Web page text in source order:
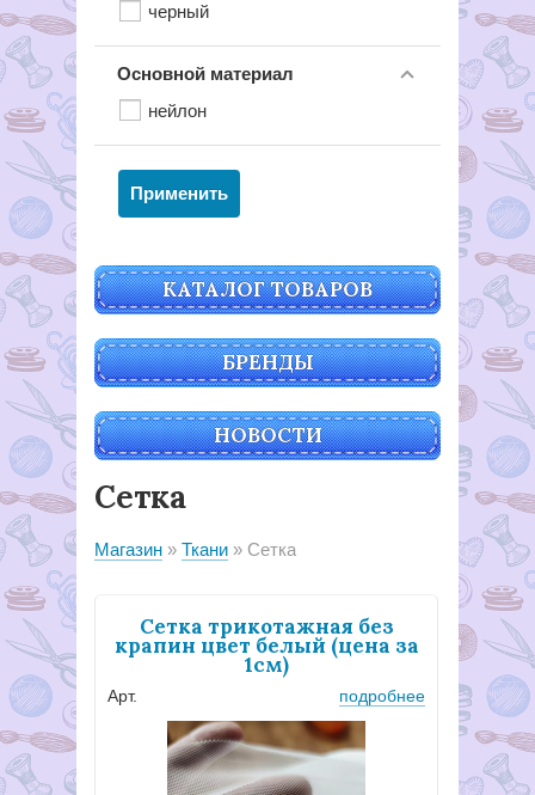
черный
Основной материал
нейлон
КАТАЛОГ ТОВАРОВ
БРЕНДЫ
НОВОСТИ
Сетка
Магазин Ткани Сетка
Сетка трикотажная без
крапин цвет белый (цена за
1см)
Арт. подробнее